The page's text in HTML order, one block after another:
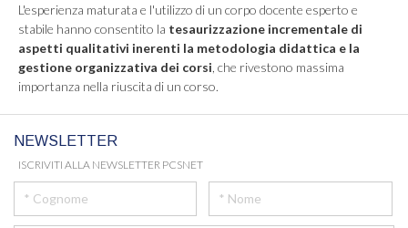
L'esperienza maturata e l'utilizzo di un corpo docente esperto e
stabile hanno consentito la tesaurizzazione incrementale di
aspetti qualitativi inerenti la metodologia didattica e la
gestione organizzativa dei corsi , che rivestono massima
importanza nella riuscita di un corso.
NEWSLETTER
ISCRIVITI ALLA NEWSLETTER PCSNET